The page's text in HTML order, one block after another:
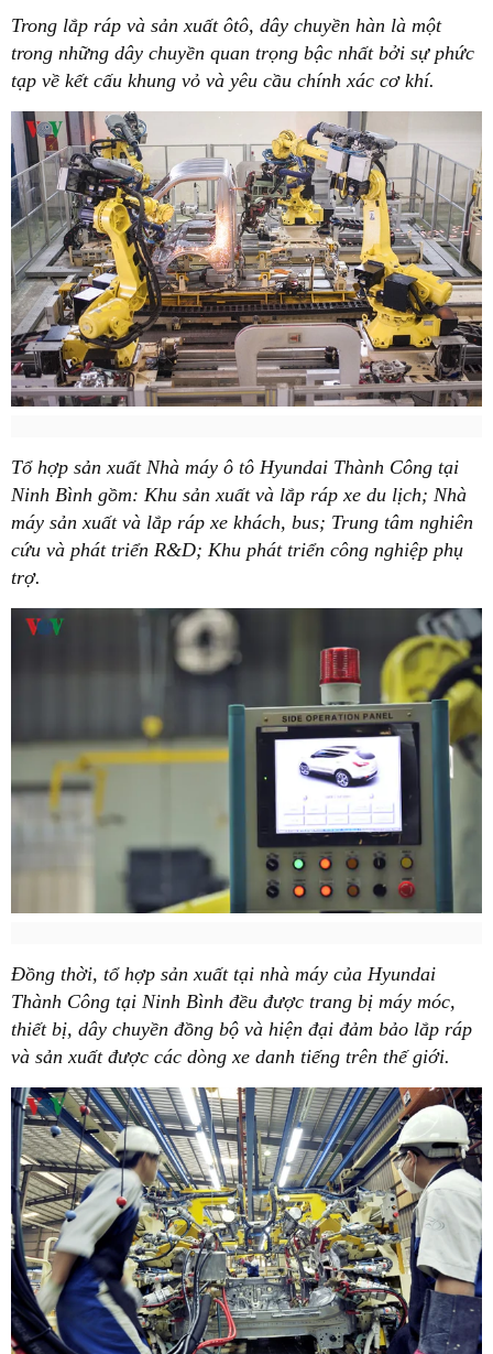
Trong lắp ráp và sản xuất ôtô, dây chuyền hàn là một
trong những dây chuyền quan trọng bậc nhất bởi sự phức
tạp về kết cấu khung vỏ và yêu cầu chính xác cơ khí.
Tổ hợp sản xuất Nhà máy ô tô Hyundai Thành Công tại
Ninh Bình gồm: Khu sản xuất và lắp ráp xe du lịch; Nhà
máy sản xuất và lắp ráp xe khách, bus; Trung tâm nghiên
cứu và phát triển R&D; Khu phát triển công nghiệp phụ
trợ.
Đồng thời, tổ hợp sản xuất tại nhà máy của Hyundai
Thành Công tại Ninh Bình đều được trang bị máy móc,
thiết bị, dây chuyền đồng bộ và hiện đại đảm bảo lắp ráp
và sản xuất được các dòng xe danh tiếng trên thế giới.